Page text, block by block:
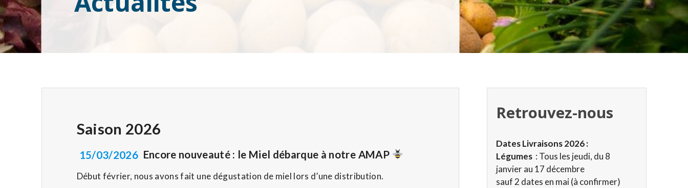
Saison 2026
15/03/2026 Encore nouveauté : le Miel débarque à notre AMAP
Début février, nous avons fait une dégustation de miel lors d’une distribution.
Retrouvez-nous
Dates Livraisons 2026 :
Légumes : Tous les jeudi, du 8
janvier au 17 décembre
sauf 2 dates en mai (à confirmer)